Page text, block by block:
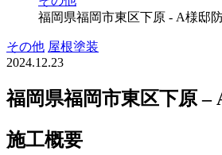
福岡県福岡市東区下原 - A様邸
その他 屋根塗装
2024.12.23
福岡県福岡市東区下原 –
施工概要